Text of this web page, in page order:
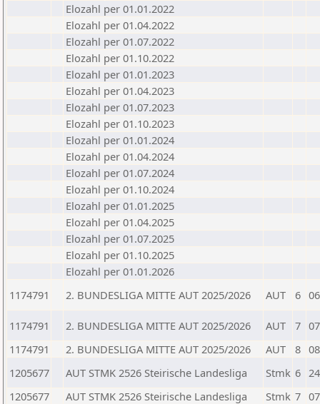
Elozahl per 01.01.2022
Elozahl per 01.04.2022
Elozahl per 01.07.2022
Elozahl per 01.10.2022
Elozahl per 01.01.2023
Elozahl per 01.04.2023
Elozahl per 01.07.2023
Elozahl per 01.10.2023
Elozahl per 01.01.2024
Elozahl per 01.04.2024
Elozahl per 01.07.2024
Elozahl per 01.10.2024
Elozahl per 01.01.2025
Elozahl per 01.04.2025
Elozahl per 01.07.2025
Elozahl per 01.10.2025
Elozahl per 01.01.2026
1174791
2. BUNDESLIGA MITTE AUT 2025/2026 AUT 6
1174791 2. BUNDESLIGA MITTE AUT 2025/2026 AUT 7
1174791
2. BUNDESLIGA MITTE AUT 2025/2026 AUT 8
1205677
AUT STMK 2526 Steirische Landesliga Stmk 6
1205677
AUT STMK 2526 Steirische Landesliga Stmk 7